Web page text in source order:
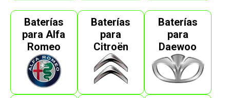
Baterías
para Alfa
Romeo
Baterías
para
Citroën
Baterías
para
Daewoo